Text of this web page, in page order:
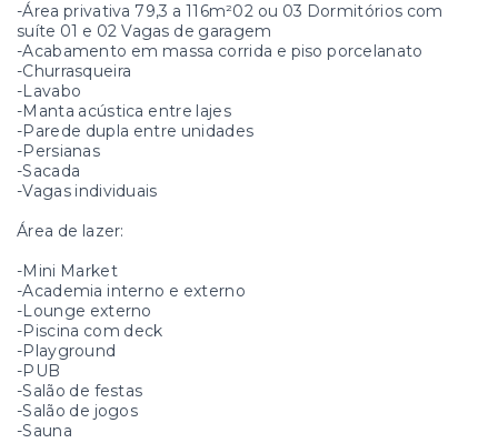
-Área privativa 79,3 a 116m²02 ou 03 Dormitórios com
suíte 01 e 02 Vagas de garagem
-Acabamento em massa corrida e piso porcelanato
-Churrasqueira
-Lavabo
-Manta acústica entre lajes
-Parede dupla entre unidades
-Persianas
-Sacada
-Vagas individuais
Área de lazer:
-Mini Market
-Academia interno e externo
-Lounge externo
-Piscina com deck
-Playground
-PUB
-Salão de festas
-Salão de jogos
-Sauna